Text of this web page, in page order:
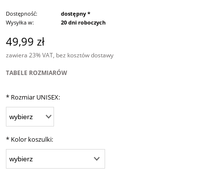
Dostępność:
dostępny *
Wysyłka w:
20 dni roboczych
49,99 zł
zawiera 23% VAT, bez kosztów dostawy
TABELE ROZMIARÓW
* Rozmiar UNISEX:
* Kolor koszulki: